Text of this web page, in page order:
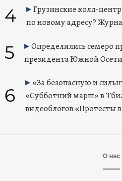
4
Грузинские колл-
по новому адресу?
5
Определились семеро
президента Южной
6
«За безопасную и
«Субботний марш» в
видеоблогов «Протесты
О нас